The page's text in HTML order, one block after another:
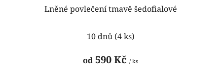
Lněné povlečení tmavě šedofialové
hodnocení
produktu
10 dnů (4 ks)
od590 Kč / ks